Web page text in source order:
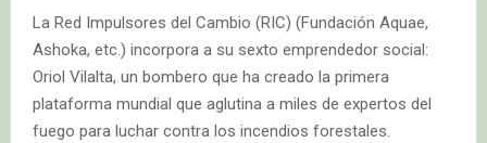
La Red Impulsores del Cambio (RIC) (Fundación Aquae,
Ashoka, etc.) incorpora a su sexto emprendedor social:
Oriol Vilalta, un bombero que ha creado la primera
plataforma mundial que aglutina a miles de expertos del
fuego para luchar contra los incendios forestales.